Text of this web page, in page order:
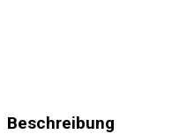
Beschreibung